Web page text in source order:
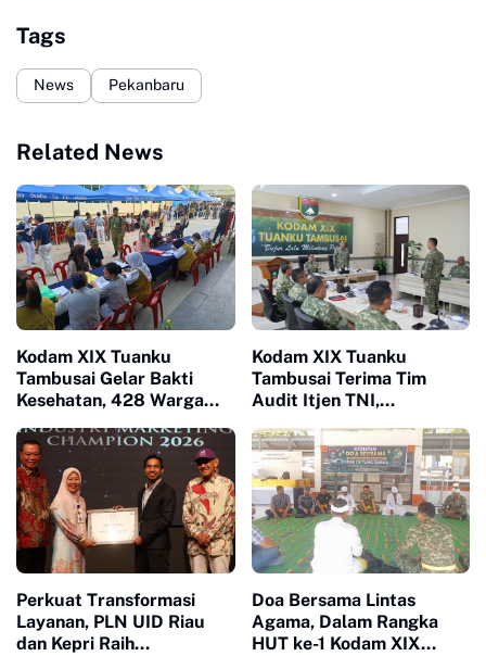
Tags
News Pekanbaru
Related News
Kodam XIX Tuanku
Tambusai Gelar Bakti
Kesehatan, 428 Warga
Gratis
Kodam XIX Tuanku
Tambusai Terima Tim
Audit Itjen TNI,
Akuntabilitas Jadi Fokus
Utama
Perkuat Transformasi
Layanan, PLN UID Riau
dan Kepri Raih
Doa Bersama Lintas
Agama, Dalam Rangka
HUT ke-1 Kodam XIX